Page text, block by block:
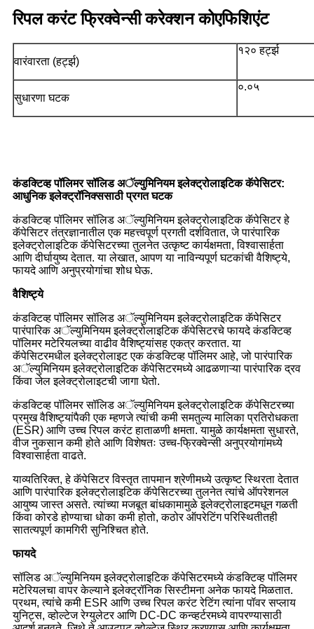
रिपल करंट फ्रिक्वेन्सी करेक्शन कोएफिशिएंट
वारंवारता (हर्ट्झ)
१२० हर्ट्झ
सुधारणा घटक
०.०५
कंडक्टिव्ह पॉलिमर सॉलिड अॅल्युमिनियम इलेक्ट्रोलाइटिक कॅपेसिटर:
आधुनिक इलेक्ट्रॉनिक्ससाठी प्रगत घटक
कंडक्टिव्ह पॉलिमर सॉलिड अॅल्युमिनियम इलेक्ट्रोलाइटिक कॅपेसिटर हे
कॅपेसिटर तंत्रज्ञानातील एक महत्त्वपूर्ण प्रगती दर्शवितात, जे पारंपारिक
इलेक्ट्रोलाइटिक कॅपेसिटरच्या तुलनेत उत्कृष्ट कार्यक्षमता, विश्वासार्हता
आणि दीर्घायुष्य देतात. या लेखात, आपण या नाविन्यपूर्ण घटकांची वैशिष्ट्ये,
फायदे आणि अनुप्रयोगांचा शोध घेऊ.
वैशिष्ट्ये
कंडक्टिव्ह पॉलिमर सॉलिड अॅल्युमिनियम इलेक्ट्रोलाइटिक कॅपेसिटर
पारंपारिक अॅल्युमिनियम इलेक्ट्रोलाइटिक कॅपेसिटरचे फायदे कंडक्टिव्ह
पॉलिमर मटेरियलच्या वाढीव वैशिष्ट्यांसह एकत्र करतात. या
कॅपेसिटरमधील इलेक्ट्रोलाइट एक कंडक्टिव्ह पॉलिमर आहे, जो पारंपारिक
अॅल्युमिनियम इलेक्ट्रोलाइटिक कॅपेसिटरमध्ये आढळणाऱ्या पारंपारिक द्रव
किंवा जेल इलेक्ट्रोलाइटची जागा घेतो.
कंडक्टिव्ह पॉलिमर सॉलिड अॅल्युमिनियम इलेक्ट्रोलाइटिक कॅपेसिटरच्या
प्रमुख वैशिष्ट्यांपैकी एक म्हणजे त्यांची कमी समतुल्य मालिका प्रतिरोधकता
(ESR) आणि उच्च रिपल करंट हाताळणी क्षमता. यामुळे कार्यक्षमता सुधारते,
वीज नुकसान कमी होते आणि विशेषतः उच्च-फ्रिक्वेन्सी अनुप्रयोगांमध्ये
विश्वासार्हता वाढते.
याव्यतिरिक्त, हे कॅपेसिटर विस्तृत तापमान श्रेणीमध्ये उत्कृष्ट स्थिरता देतात
आणि पारंपारिक इलेक्ट्रोलाइटिक कॅपेसिटरच्या तुलनेत त्यांचे ऑपरेशनल
आयुष्य जास्त असते. त्यांच्या मजबूत बांधकामामुळे इलेक्ट्रोलाइटमधून गळती
किंवा कोरडे होण्याचा धोका कमी होतो, कठोर ऑपरेटिंग परिस्थितीतही
सातत्यपूर्ण कामगिरी सुनिश्चित होते.
फायदे
सॉलिड अॅल्युमिनियम इलेक्ट्रोलाइटिक कॅपेसिटरमध्ये कंडक्टिव्ह पॉलिमर
मटेरियलचा वापर केल्याने इलेक्ट्रॉनिक सिस्टीमना अनेक फायदे मिळतात.
प्रथम, त्यांचे कमी ESR आणि उच्च रिपल करंट रेटिंग त्यांना पॉवर सप्लाय
युनिट्स, व्होल्टेज रेग्युलेटर आणि DC-DC कन्व्हर्टरमध्ये वापरण्यासाठी